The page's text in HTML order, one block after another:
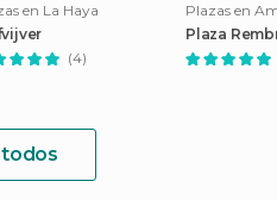
en La Haya
(4)
Plazas en
Plaza